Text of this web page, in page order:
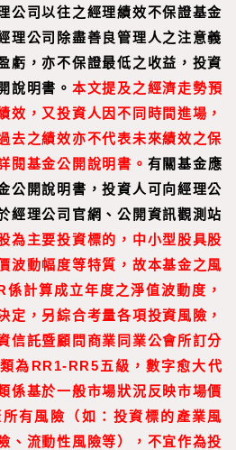
公司以往之經理績效不保證基金
理公司除盡善良管理人之注意義
虧，亦不保證最低之收益，投資
說明書。 本文提及之經濟走勢預
效，又投資人因不同時間進場，
去之績效亦不代表未來績效之保
閱基金公開說明書。 有關基金應
公開說明書，投資人可向經理公
經理公司官網、公開資訊觀測站
為主要投資標的，中小型股具股
波動幅度等特質，故本基金之風
計算成立年度之淨值波動度，
定，另綜合考量各項投資風險，
信託暨顧問商業同業公會所訂分
為RR1-RR5五級，數字愈大代
係基於一般市場狀況反映市場價
有風險（如：投資標的產業風
、流動性風險等），不宜作為投